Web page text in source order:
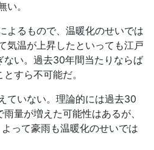
。
よるもので、温暖化のせいでは
気温が上昇したといっても江戸
い。過去30年間当たりならば
すら不可能だ。
ていない。理論的には過去30
量が増えた可能性はあるが、
って豪雨も温暖化のせいでは